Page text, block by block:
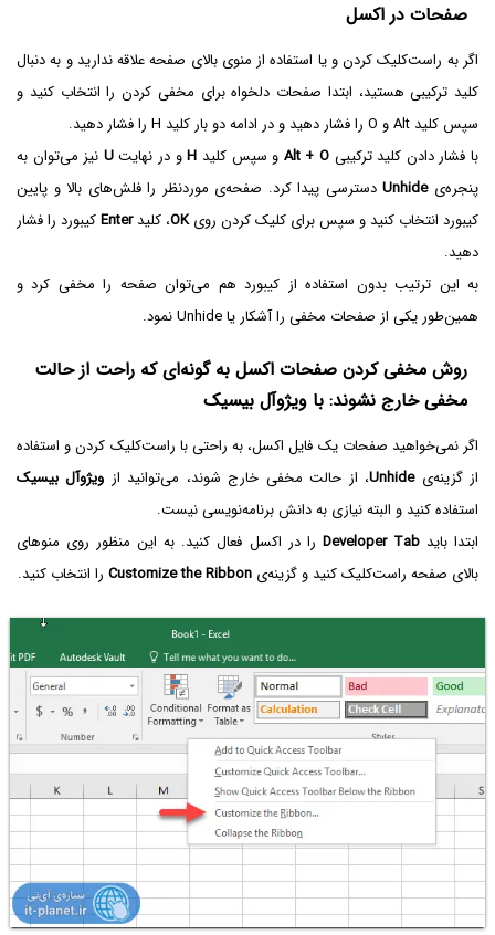
صفحات در اکسل
اگر به راست‌کلیک کردن و یا استفاده از منوی بالای صفحه علاقه ندارید و به دنبال
کلید ترکیبی هستید، ابتدا صفحات دلخواه برای مخفی کردن را انتخاب کنید و
سپس کلید Alt و O را فشار دهید و در ادامه دو بار کلید H‌ را فشار دهید.
با فشار دادن کلید ترکیبیAlt + O و سپس کلید Hو در نهایتU نیز می‌توان به
پنجره‌یUnhideدسترسی پیدا کرد. صفحه‌ی موردنظر را فلش‌های بالا و پایین
کیبورد انتخاب کنید و سپس برای کلیک کردن رویOK، کلیدEnterکیبورد را فشار
دهید.
به این ترتیب بدون استفاده از کیبورد هم می‌توان صفحه را مخفی کرد و
همین‌طور یکی از صفحات مخفی را آشکار یا Unhide نمود.
روش مخفی کردن صفحات اکسل به گونه‌ای که راحت از حالت
مخفی خارج نشوند: با ویژوآل بیسیک
اگر نمی‌خواهید صفحات یک فایل اکسل، به راحتی با راست‌کلیک کردن و استفاده
از گزینه‌یUnhide، از حالت مخفی خارج شوند، می‌توانید از ویژوآل بیسیک
استفاده کنید و البته نیازی به دانش برنامه‌نویسی نیست.
ابتدا بایدDeveloper Tab را در اکسل فعال کنید. به این منظور روی منوهای
بالای صفحه راست‌کلیک کنید و گزینه‌ی Customize the Ribbon را انتخاب کنید.